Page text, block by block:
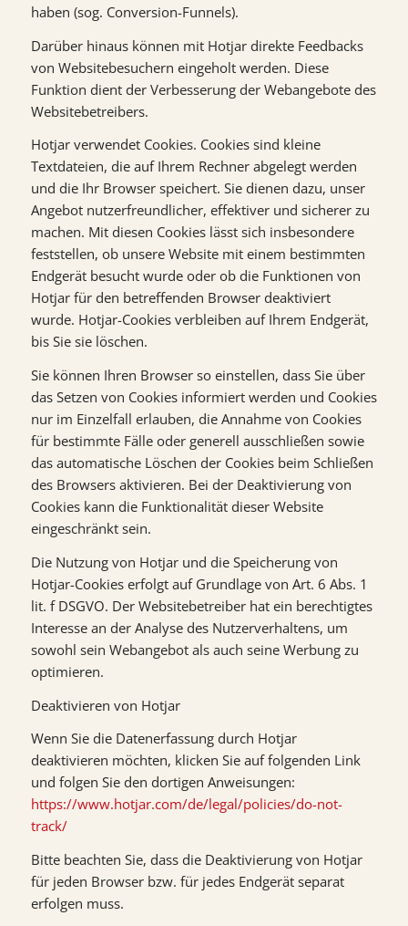
haben (sog. Conversion-Funnels).
Darüber hinaus können mit Hotjar direkte Feedbacks
von Websitebesuchern eingeholt werden. Diese
Funktion dient der Verbesserung der Webangebote des
Websitebetreibers.
Hotjar verwendet Cookies. Cookies sind kleine
Textdateien, die auf Ihrem Rechner abgelegt werden
und die Ihr Browser speichert. Sie dienen dazu, unser
Angebot nutzerfreundlicher, effektiver und sicherer zu
machen. Mit diesen Cookies lässt sich insbesondere
feststellen, ob unsere Website mit einem bestimmten
Endgerät besucht wurde oder ob die Funktionen von
Hotjar für den betreffenden Browser deaktiviert
wurde. Hotjar-Cookies verbleiben auf Ihrem Endgerät,
bis Sie sie löschen.
Sie können Ihren Browser so einstellen, dass Sie über
das Setzen von Cookies informiert werden und Cookies
nur im Einzelfall erlauben, die Annahme von Cookies
für bestimmte Fälle oder generell ausschließen sowie
das automatische Löschen der Cookies beim Schließen
des Browsers aktivieren. Bei der Deaktivierung von
Cookies kann die Funktionalität dieser Website
eingeschränkt sein.
Die Nutzung von Hotjar und die Speicherung von
Hotjar-Cookies erfolgt auf Grundlage von Art. 6 Abs. 1
lit. f DSGVO. Der Websitebetreiber hat ein berechtigtes
Interesse an der Analyse des Nutzerverhaltens, um
sowohl sein Webangebot als auch seine Werbung zu
optimieren.
Deaktivieren von Hotjar
Wenn Sie die Datenerfassung durch Hotjar
deaktivieren möchten, klicken Sie auf folgenden Link
und folgen Sie den dortigen Anweisungen:
https://www.hotjar.com/de/legal/policies/do-not-
track/
Bitte beachten Sie, dass die Deaktivierung von Hotjar
für jeden Browser bzw. für jedes Endgerät separat
erfolgen muss.